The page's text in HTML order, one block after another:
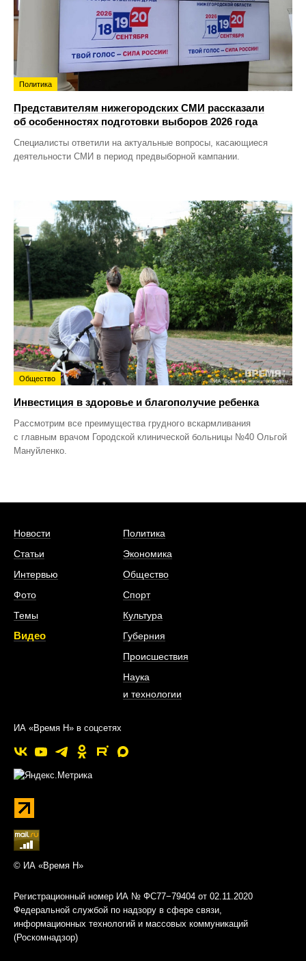
Политика
Представителям нижегородских СМИ рассказали
об особенностях подготовки выборов 2026 года
Специалисты ответили на актуальные вопросы, касающиеся
деятельности СМИ в период предвыборной кампании.
Общество
Инвестиция в здоровье и благополучие ребенка
Рассмотрим все преимущества грудного вскармливания
с главным врачом Городской клинической больницы №40 Ольгой
Мануйленко.
Новости
Статьи
Интервью
Фото
Темы
Видео
Политика
Экономика
Общество
Спорт
Культура
Губерния
Происшествия
Наука
и технологии
ИА «Время Н» в соцсетях
© ИА «Время Н»
Регистрационный номер ИА № ФС77−79404 от 02.11.2020
Федеральной службой по надзору в сфере связи,
информационных технологий и массовых коммуникаций
(Роскомнадзор)